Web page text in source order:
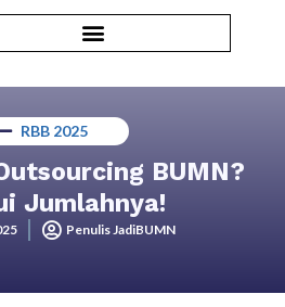
RBB 2025
BUMN?
Jumlahnya!
Penulis JadiBUMN